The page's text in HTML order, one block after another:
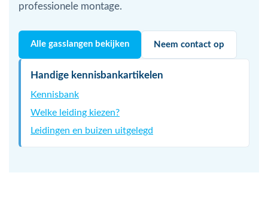
professionele montage.
Alle gasslangen bekijken Neem contact op
Handige kennisbankartikelen
Kennisbank
Welke leiding kiezen?
Leidingen en buizen uitgelegd